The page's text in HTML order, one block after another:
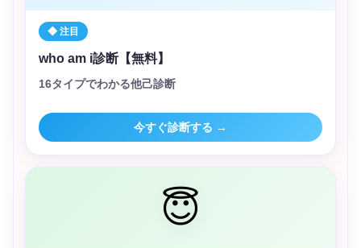
◆ 注目
who am i診断【無料】
16タイプでわかる他己診断
今すぐ診断する →
😇